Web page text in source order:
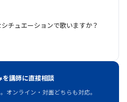
チュエーションで歌いますか？
を講師に直接相談
オンライン・対面どちらも対応。